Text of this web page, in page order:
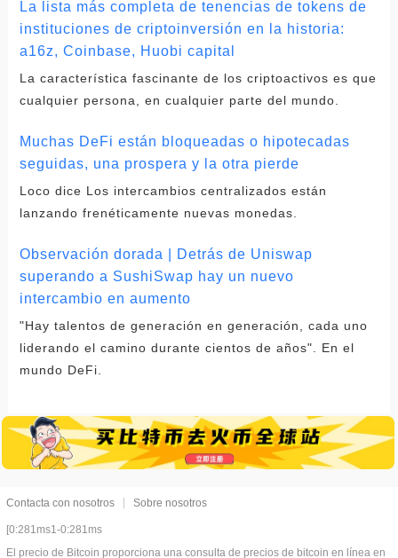
La lista más completa de tenencias de tokens de
instituciones de criptoinversión en la historia:
a16z, Coinbase, Huobi capital
La característica fascinante de los criptoactivos es que
cualquier persona, en cualquier parte del mundo.
Muchas DeFi están bloqueadas o hipotecadas
seguidas, una prospera y la otra pierde
Loco dice Los intercambios centralizados están
lanzando frenéticamente nuevas monedas.
Observación dorada | Detrás de Uniswap
superando a SushiSwap hay un nuevo
intercambio en aumento
"Hay talentos de generación en generación, cada uno
liderando el camino durante cientos de años". En el
mundo DeFi.
Contacta con nosotros Sobre nosotros
[0:281ms1-0:281ms
El precio de Bitcoin proporciona una consulta de precios de bitcoin en línea en